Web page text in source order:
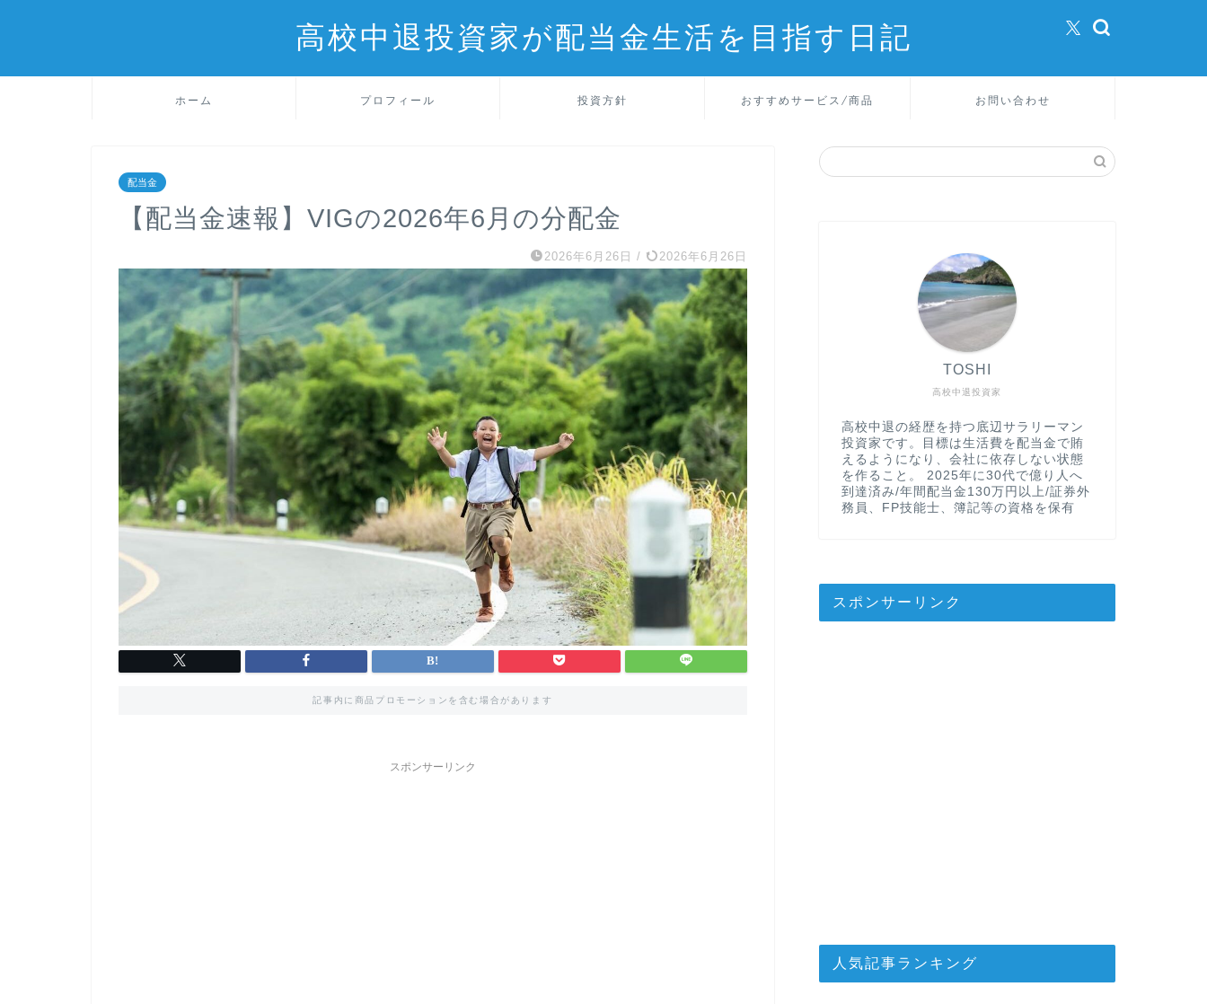
高校中退投資家が配当金生活を目指す日記
ホーム プロフィール 投資方針 おすすめサービス/商品 お問い合わせ
配当金
【配当金速報】VIGの2026年6月の分配金
2026年6月26日 / 2026年6月26日
記事内に商品プロモーションを含む場合があります
スポンサーリンク
高校中退投資家
TOSHI
高校中退の経歴を持つ底辺サラリーマン
投資家です。目標は生活費を配当金で賄
えるようになり、会社に依存しない状態
を作ること。 2025年に30代で億り人へ
到達済み/年間配当金130万円以上/証券外
務員、FP技能士、簿記等の資格を保有
スポンサーリンク
人気記事ランキング